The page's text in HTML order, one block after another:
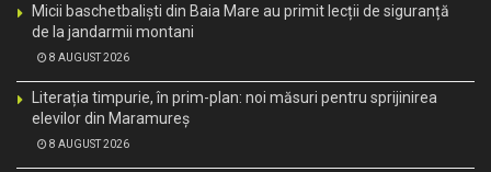
Micii baschetbaliști din Baia Mare au primit lecții de siguranță
de la jandarmii montani
8 AUGUST 2026
Literația timpurie, în prim-plan: noi măsuri pentru sprijinirea
elevilor din Maramureș
8 AUGUST 2026